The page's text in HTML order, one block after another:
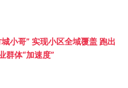
小哥” 实现小区全域覆盖 跑出
群体“加速度”